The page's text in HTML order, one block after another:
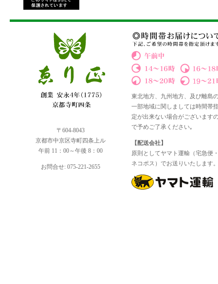
〒604-8043
京都市中京区寺町四条上ル
午前 11：00～午後 8：00
お問合せ: 075-221-2655
東北地方、九州地方、及び離島
一部地域に関しましては時間帯
定が出来ない場合がございます
で予めご了承ください｡
【配送会社】
原則としてヤマト運輸（宅急便
ネコポス）でお送りいたします